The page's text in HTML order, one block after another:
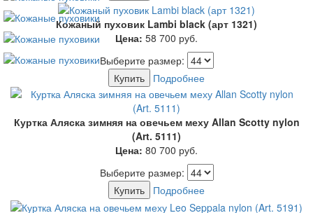
Кожаный пуховик Lambi black (арт 1321)
Цена: 58 700 руб.
Выберите размер:
Купить
Подробнее
Куртка Аляска зимняя на овечьем меху Allan Scotty nylon
(Art. 5111)
Цена: 80 700 руб.
Выберите размер:
Купить
Подробнее